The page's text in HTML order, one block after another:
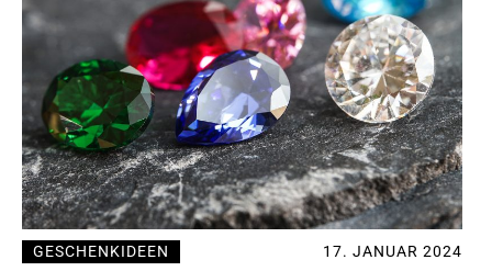
GESCHENKIDEEN 17. JANUAR 2024